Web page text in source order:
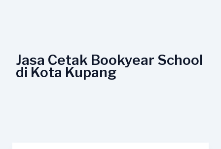
Jasa Cetak Bookyear School
di Kota Kupang